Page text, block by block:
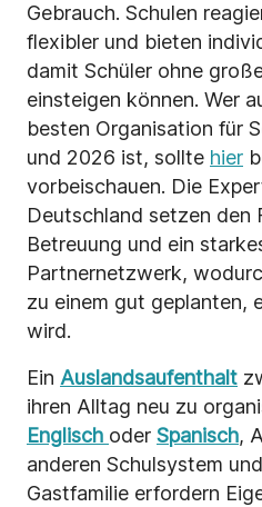
Gebrauch. Schulen
flexibler und bieten
damit Schüler ohne
einsteigen können. Wer
besten Organisation für
und 2026 ist, sollte hier
vorbeischauen. Die
Deutschland setzen den
Betreuung und ein
Partnernetzwerk,
zu einem gut geplanten,
wird.
Ein Auslandsaufenthalt
ihren Alltag neu zu
Englisch oder Spanisch,
anderen Schulsystem
Gastfamilie erfordern